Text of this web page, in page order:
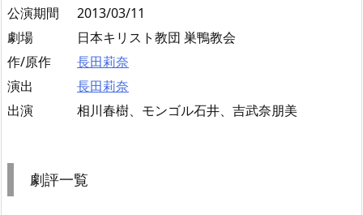
公演期間
2013/03/11
劇場
日本キリスト教団 巣鴨教会
作/原作
長田莉奈
演出
長田莉奈
出演
相川春樹、モンゴル石井、吉武奈朋美
劇評一覧